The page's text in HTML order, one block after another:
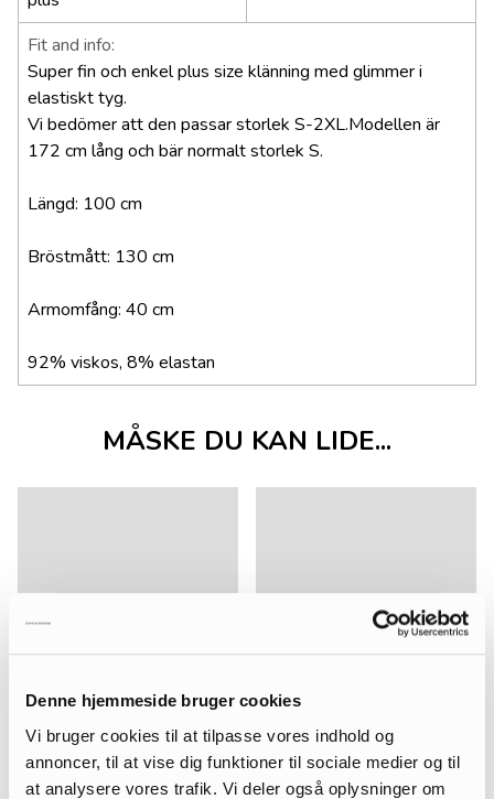
Denne hjemmeside bruger cookies
Vi bruger cookies til at tilpasse vores indhold og
annoncer, til at vise dig funktioner til sociale medier og til
at analysere vores trafik. Vi deler også oplysninger om
Fit and info:
Super fin och enkel plus size klänning med glimmer i
elastiskt tyg.
Vi bedömer att den passar storlek S-2XL.Modellen är
172 cm lång och bär normalt storlek S.
Längd: 100 cm
Bröstmått: 130 cm
Armomfång: 40 cm
92% viskos, 8% elastan
MÅSKE DU KAN LIDE...